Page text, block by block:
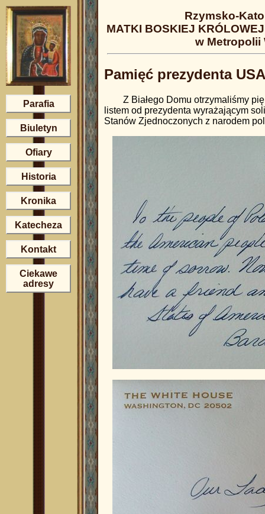
Parafia
Biuletyn
Ofiary
Historia
Kronika
Katecheza
Kontakt
Ciekawe
adresy
Rzymsko-
MATKI BOSKIEJ
w Metropolii
Pamięć prezydenta
Z Białego Domu otrzymaliśmy
listem od prezydenta wyrażającym
Stanów Zjednoczonych z narodem